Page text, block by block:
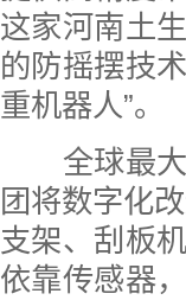
这家河南土
的防摇摆技
重机器人”。
全球最大
团将数字化
支架、刮板
依靠传感器